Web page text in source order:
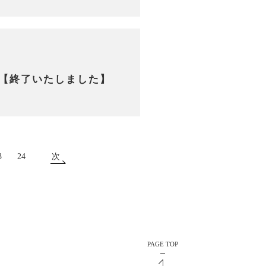
終了いたしました】
24 次
PAGE TOP